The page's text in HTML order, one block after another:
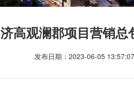
济高观澜郡项目营销总
发布日期：2023-06-05